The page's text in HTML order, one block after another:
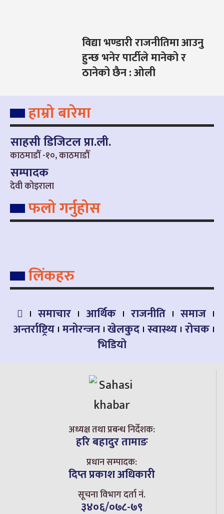
विद्या भण्डारी राजनीतिमा आउनु
हुन्छ भनेर पार्टीले मानेको र
ठानेको छैन : ओली
हाम्रो बारेमा
साहसी डिजिटल प्रा.ली.
काठमाडौँ -१०, काठमाडौँ
सम्पादक
देवी कोइराला
फलो गर्नुहोस
लिंकहरु
समाचार आर्थिक राजनीति
समाज
अन्तर्राष्ट्रिय मनोरन्जन खेलकुद स्वास्थ्य रोचक
भिडियो
अध्यक्ष तथा प्रबन्ध निर्देशक:
हरि बहादुर तामाङ
प्रधान सम्पादक:
दिप्त प्रकाश अधिकारी
सूचना विभाग दर्ता नं.
३४०६/०७८-७९